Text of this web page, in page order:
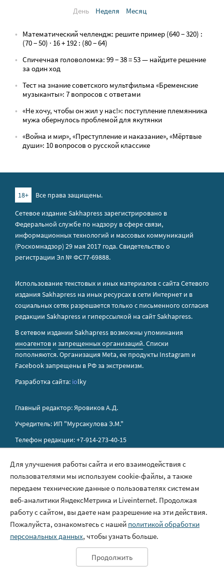
День
Неделя Месяц
Математический челлендж: решите пример (640 − 320) :
(70 − 50) · 16 + 192 : (80 − 64)
Спичечная головоломка: 99 − 38 = 53 — найдите решение
за один ход
Тест на знание советского мультфильма «Бременские
музыканты»: 7 вопросов с ответами
«Не хочу, чтобы он жил у нас!»: поступление племянника
мужа обернулось проблемой для якутянки
«Война и мир», «Преступление и наказание», «Мёртвые
души»: 10 вопросов о русской классике
18+
Все права защищены.
Сетевое издание Sakhapress зарегистрировано в
Федеральной службе по надзору в сфере связи,
информационных технологий и массовых коммуникаций
(Роскомнадзор) 29 мая 2017 года. Свидетельство о
регистрации Эл № ФС77-69888.
Использование текстовых и иных материалов с сайта Сетевого
издания Sakhapress на иных ресурсах в сети Интернет и в
социальных сетях разрешается только с письменного согласия
редакции Sakhapress и гиперссылкой на сайт Sakhapress.
В сетевом издании Sakhapress возможны упоминания
иноагентов и запрещенных организаций. Списки
пополняются. Организация Metа, ее продукты Instagram и
Facebook запрещены в РФ за экстремизм.
Разработка сайта: iolky
Главный редактор: Яровиков А.Д.
Учредитель: ИП "Мурсакулова Э.М."
Телефон редакции: +7-914-273-40-15
Правила сайта
Политика обработки персональных данных
Размещение рекламы
Контакты
Для улучшения работы сайта и его взаимодействия с
пользователями мы используем cookie-файлы, а также
передаем технические данные о пользователях системам
веб-аналитики ЯндексМетрика и Liveinternet. Продолжая
работу с сайтом, вы даете нам разрешение на эти действия.
Пожалуйста, ознакомьтесь с нашей политикой обработки
персональных данных, чтобы узнать больше.
Продолжить